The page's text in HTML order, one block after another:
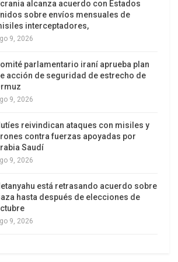
aparentemente inocuo, se ha
pieza clave de los intereses
mueven las piezas tras
los medios han informado que
de Brasil, Mauro Viera, ha
alcanza acuerdo con Estados
sobre envíos mensuales de
interceptadores,
9, 2026
parlamentario iraní aprueba plan
acción de seguridad de estrecho de
9, 2026
reivindican ataques con misiles y
contra fuerzas apoyadas por
Saudí
9, 2026
está retrasando acuerdo sobre
hasta después de elecciones de
9, 2026